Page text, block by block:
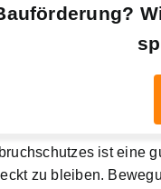
ist eine
zu bleiben.